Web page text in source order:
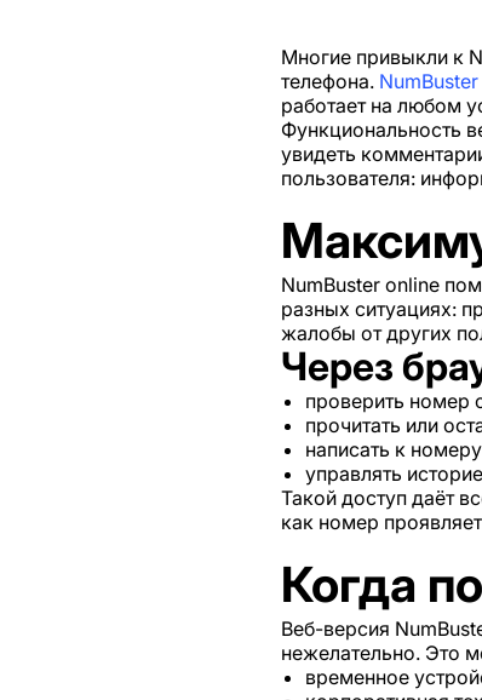
Многие привыкли к
телефона.
работает на любом
Функциональность
увидеть
пользователя:
NumBuster online
разных ситуациях:
жалобы от других
Через
проверить номер
прочитать или
написать к
управлять
Такой доступ даёт
как номер
Когда
Веб-версия
нежелательно. Это
временное